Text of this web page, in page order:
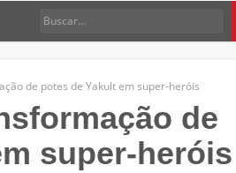
de potes de Yakult em super-heróis
de
super-heróis